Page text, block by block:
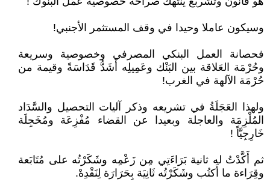
وسيكون عاملا وحيدا في وقف المستثمر الأجنبي!
فحصانة العمل البنكي المصرفي وخصوصية وسريعة
وحُرْمَة العَلاقة بين البَنْك وعَمِيلِه أَشَدُّ قَدَاسَةً وقيمة من
حُرْمَة الآلهة في الغرب!
ولهذا العَجَلَةُ في تشريعه وذكر آليات التحصيل والسَّدَاد
المُلْزِمَة والعاجلة وبعيدا عن القضاء مُفْزِعَة ومُخَجِلَة
خَارِجِيَّاً !
ثم أَكَّدْتُ له ثانية بَرَاءَتِي مِن زَعْمِه وشَكَرْتُه على مُتَابَعة
وقِرَاءة ما أَكتُب وشَكَرْتُه ثَانِيَة بِحَرَارَة لِنَقْدِهْ.